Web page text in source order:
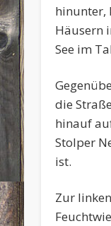
hinunter,
Häusern
See im
die
hinauf
Stolper
ist.
Zur